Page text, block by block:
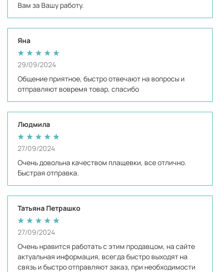
Вам за Вашу работу.
Яна
29/09/2024
Общение приятное, быстро отвечают на вопросы и
отправляют вовремя товар, спасибо
Людмила
27/09/2024
Очень довольна качеством плащевки, все отлично.
Быстрая отправка.
Татьяна Петрашко
27/09/2024
Очень нравится работать с этим продавцом, на сайте
актуальная информация, всегда быстро выходят на
связь и быстро отправляют заказ, при необходимости